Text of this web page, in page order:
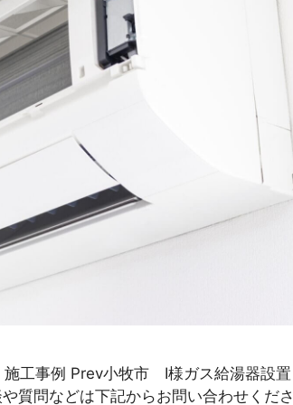
工事例 Prev小牧市 I様ガス給湯器設置
質問などは下記からお問い合わせくださ